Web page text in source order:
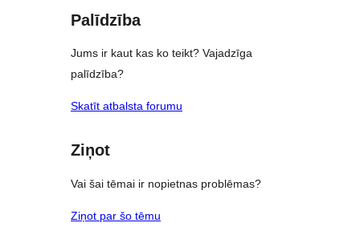
Palīdzība
Jums ir kaut kas ko teikt? Vajadzīga
palīdzība?
Skatīt atbalsta forumu
Ziņot
Vai šai tēmai ir nopietnas problēmas?
Ziņot par šo tēmu